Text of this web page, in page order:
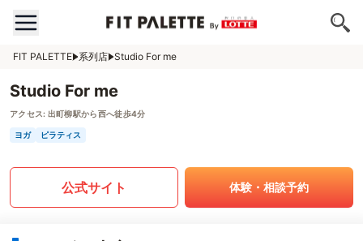
FIT PALETTE 系列店 Studio For me
Studio For me
アクセス: 出町柳駅から西へ徒歩4分
ヨガ ピラティス
公式サイト 体験・相談予約